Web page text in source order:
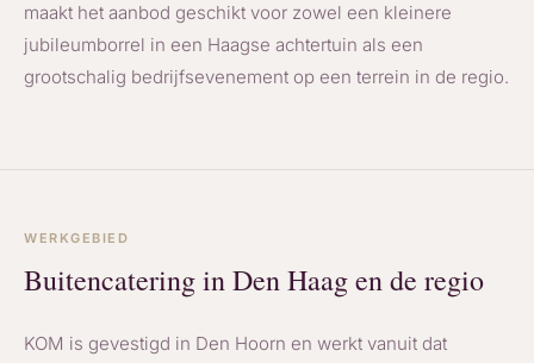
maakt het aanbod geschikt voor zowel een kleinere
jubileumborrel in een Haagse achtertuin als een
grootschalig bedrijfsevenement op een terrein in de regio.
WERKGEBIED
Buitencatering in Den Haag en de regio
KOM is gevestigd in Den Hoorn en werkt vanuit dat